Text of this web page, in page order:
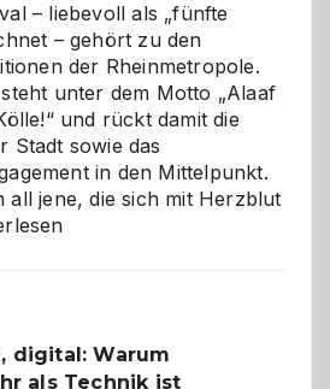
– liebevoll als „fünfte
– gehört zu den
der Rheinmetropole.
unter dem Motto „Alaaf
und rückt damit die
Stadt sowie das
in den Mittelpunkt.
all jene, die sich mit Herzblut
digital: Warum
als Technik ist